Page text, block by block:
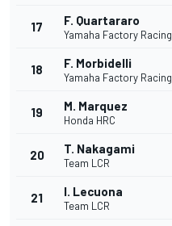
17 F. Quartararo
Yamaha Factory Racing
18 F. Morbidelli
Yamaha Factory Racing
19 M. Marquez
Honda HRC
20 T. Nakagami
Team LCR
21 I. Lecuona
Team LCR